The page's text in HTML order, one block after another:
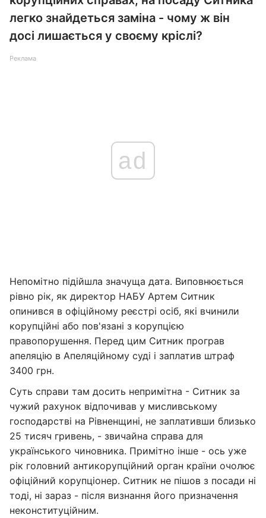
легко знайдеться заміна - чому ж він
досі лишається у своєму кріслі?
Реклама
ad
Непомітно підійшла значуща дата. Виповнюється
рівно рік, як директор НАБУ Артем Ситник
опинився в офіційному реєстрі осіб, які вчинили
корупційні або пов'язані з корупцією
правопорушення. Перед цим Ситник програв
апеляцію в Апеляційному суді і заплатив штраф
3400 грн.
Суть справи там досить непримітна - Ситник за
чужий рахунок відпочивав у мисливському
господарстві на Рівненщині, не заплативши близько
25 тисяч гривень, - звичайна справа для
українського чиновника. Примітно інше - ось уже
рік головний антикорупційний орган країни очолює
офіційний корупціонер. Ситник не пішов з посади ні
тоді, ні зараз - після визнання його призначення
неконституційним.